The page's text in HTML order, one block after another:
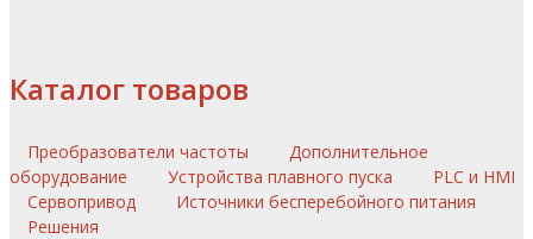
Каталог товаров
Преобразователи частоты
Дополнительное
оборудование
Устройства плавного пуска
PLC и HMI
Сервопривод
Источники бесперебойного питания
Решения